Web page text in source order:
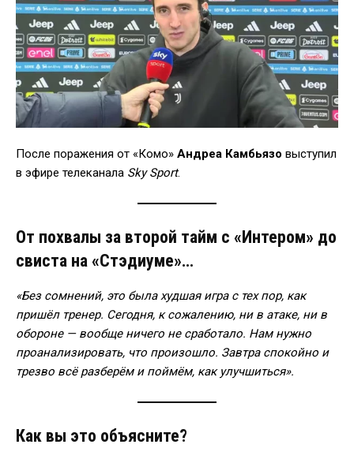
После поражения от «Комо» Андреа Камбьязо выступил
в эфире телеканала Sky Sport.
От похвалы за второй тайм с «Интером» до
свиста на «Стэдиуме»…
«Без сомнений, это была худшая игра с тех пор, как
пришёл тренер. Сегодня, к сожалению, ни в атаке, ни в
обороне — вообще ничего не сработало. Нам нужно
проанализировать, что произошло. Завтра спокойно и
трезво всё разберём и поймём, как улучшиться».
Как вы это объясните?